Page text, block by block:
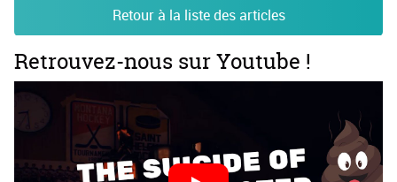
Retour à la liste des articles
Retrouvez-nous sur Youtube !